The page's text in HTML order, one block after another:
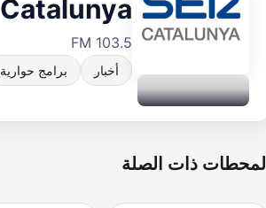
Catalunya
103.5 FM
أخبار برامج حوارية
المحطات ذات الصلة